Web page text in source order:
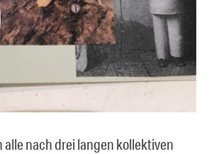
nach drei langen kollektiven